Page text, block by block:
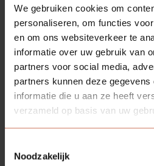
We gebruiken cookies om
personaliseren, om functies
en om ons websiteverkeer te
informatie over uw gebruik van
partners voor social media,
partners kunnen deze
informatie die u aan ze heeft
verzameld op basis van uw
Noodzakelijk
vlammen zich
fabriek. Tot in
nemen. De
daarnaast
reddeloos
liggende
circa 35
in de
afstand ligt en
is ontsnapt.
aan Piet